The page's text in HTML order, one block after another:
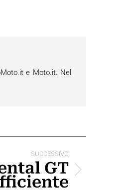
e Moto.it. Nel
SUCCESSIVO
GT